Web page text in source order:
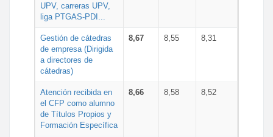
UPV, carreras UPV,
liga PTGAS-PDI...
Gestión de cátedras
de empresa (Dirigida
a directores de
cátedras)
8,67 8,55 8,31
Atención recibida en
el CFP como alumno
de Títulos Propios y
Formación Específica
8,66 8,58 8,52